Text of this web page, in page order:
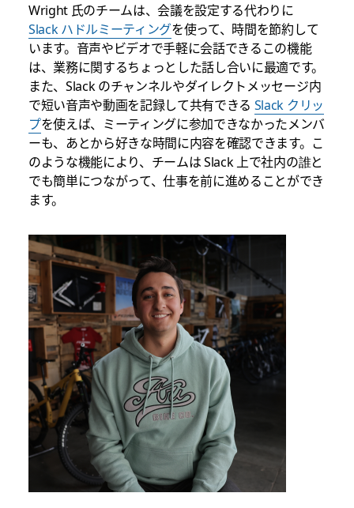
Wright 氏のチームは、会議を設定する代わりに
Slack ハドルミーティングを使って、時間を節約して
います。音声やビデオで手軽に会話できるこの機能
は、業務に関するちょっとした話し合いに最適です。
また、Slack のチャンネルやダイレクトメッセージ内
で短い音声や動画を記録して共有できる Slack クリッ
プを使えば、ミーティングに参加できなかったメンバ
ーも、あとから好きな時間に内容を確認できます。こ
のような機能により、チームは Slack 上で社内の誰と
でも簡単につながって、仕事を前に進めることができ
ます。